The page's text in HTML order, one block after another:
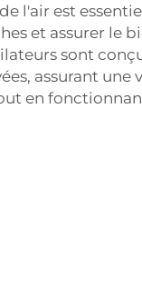
l'air est
et assurer le
sont
assurant
en